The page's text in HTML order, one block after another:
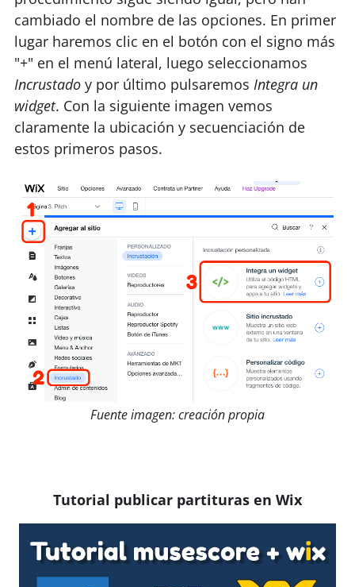
cambiado el nombre de las opciones. En primer
lugar haremos clic en el botón con el signo más
"+" en el menú lateral, luego seleccionamos
Incrustado y por último pulsaremos Integra un
widget. Con la siguiente imagen vemos
claramente la ubicación y secuenciación de
estos primeros pasos.
Fuente imagen: creación propia
Tutorial publicar partituras en Wix